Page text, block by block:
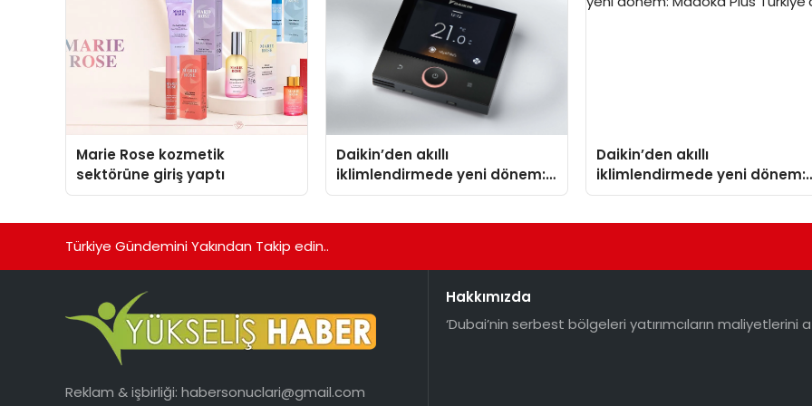
Marie Rose kozmetik
sektörüne giriş yaptı
Daikin’den akıllı
iklimlendirmede yeni dönem:
Madoka Plus Türkiye’de
Daikin’den akıllı
iklimlendirmede yeni dönem:
Madoka Plus Türkiye’de
Türkiye Gündemini Yakından Takip edin..
Reklam & işbirliği: habersonuclari@gmail.com
Hakkımızda
‘Dubai’nin serbest bölgeleri yatırımcıların maliyetlerini